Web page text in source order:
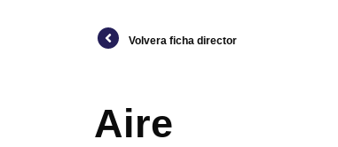
Volvera ficha director
Aire